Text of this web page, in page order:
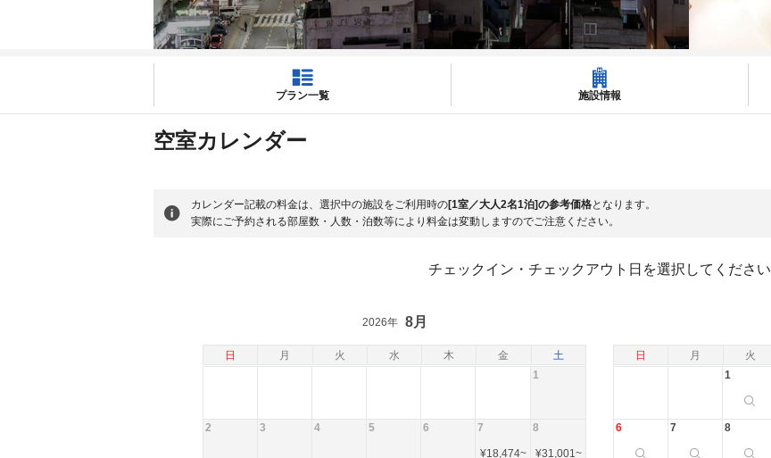
プラン一覧 施設情報
空室カレンダー
カレンダー記載の料金は、選択中の施設をご利用時の[1室／大人2名1泊]の参考価格となります。
実際にご予約される部屋数・人数・泊数等により料金は変動しますのでご注意ください。
チェックイン・チェックアウト日を選択してください
日 月 火 水 木 金 土 日 月 火
2026年 8月
1
2 3 4 5 6 7
¥18,474~
8
¥31,001~
1
6 7 8